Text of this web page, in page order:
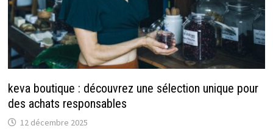
keva boutique : découvrez une sélection unique pour
des achats responsables
12 décembre 2025